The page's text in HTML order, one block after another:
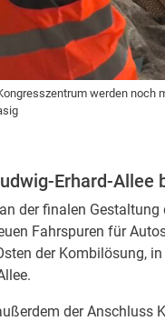
werden noch
Erhard-Allee
der finalen
Fahrspuren für
der Kombilösung,
der Anschluss